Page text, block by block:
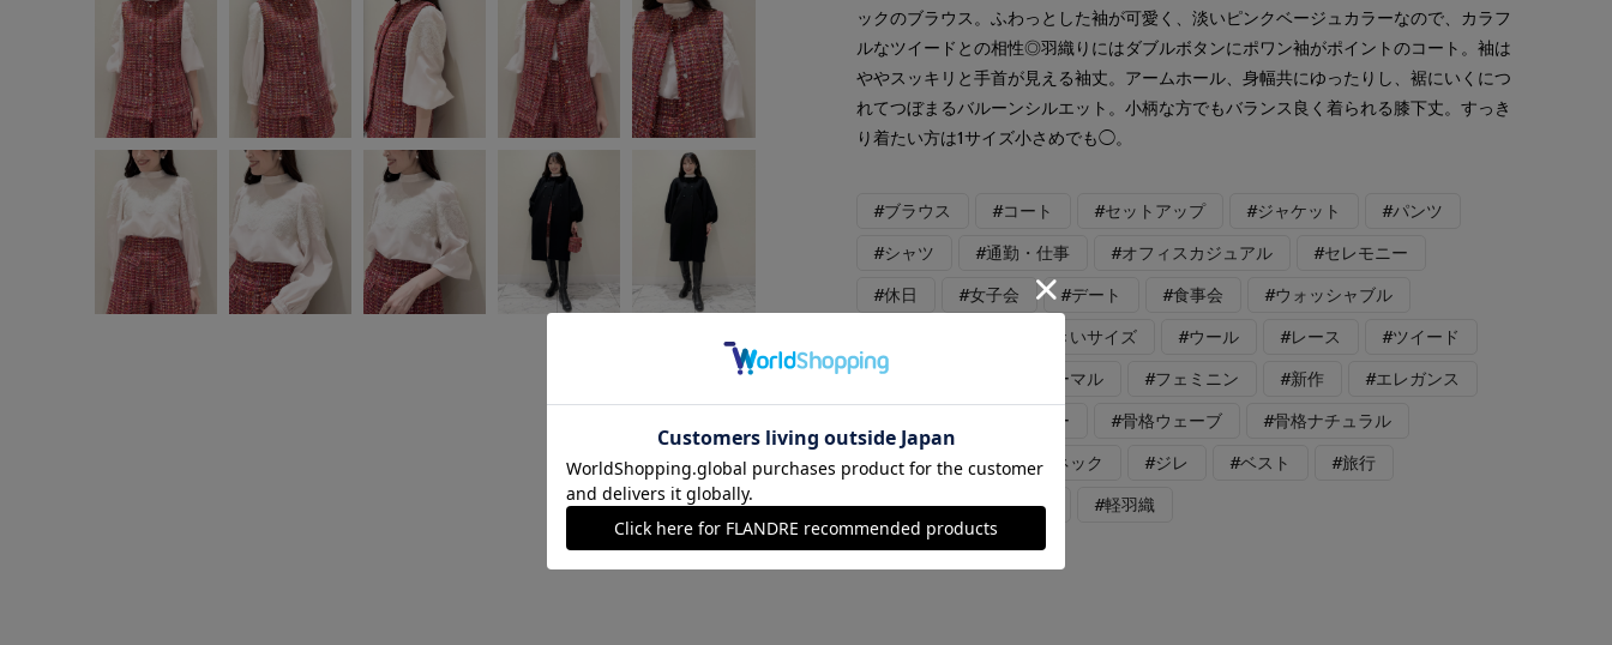
ックのブラウス。ふわっとした袖が可愛く、淡いピンクベージュカラーなので、カラフ
ルなツイードとの相性◎羽織りにはダブルボタンにポワン袖がポイントのコート。袖は
ややスッキリと手首が見える袖丈。アームホール、身幅共にゆったりし、裾にいくにつ
れてつぼまるバルーンシルエット。小柄な方でもバランス良く着られる膝下丈。すっき
り着たい方は1サイズ小さめでも◯。
#ブラウス #コート #セットアップ #ジャケット #パンツ
#シャツ #通勤・仕事 #オフィスカジュアル #セレモニー
#休日 #女子会 #デート #食事会 #ウォッシャブル
#大きいサイズ #ウール #レース #ツイード
#カジュアル #フォーマル #フェミニン #新作 #エレガンス
#軽アウター #骨格ウェーブ #骨格ナチュラル
#レイヤード #ハイネック #ジレ #ベスト #旅行
#おでかけ #シアー #軽羽織